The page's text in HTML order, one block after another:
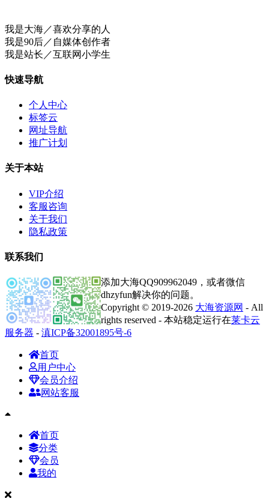
我是大海／喜欢分享的人
我是90后／自媒体创作者
我是站长／互联网小学生
快速导航
个人中心
标签云
网址导航
推广计划
关于本站
VIP介绍
客服咨询
关于我们
隐私政策
联系我们
添加大海QQ909962049，或者微信
dhzyfun解决你的问题。
Copyright © 2019-2026 大海资源网 - All
rights reserved - 本站稳定运行在莱卡云
服务器 - 滇ICP备32001895号-6
首页
用户中心
会员介绍
网站客服
首页
分类
会员
我的